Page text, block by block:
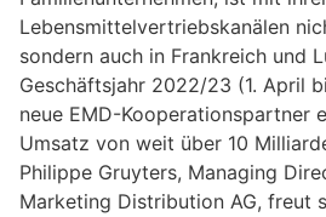
Lebensmittelvertriebskanälen
sondern auch in Frankreich und
Geschäftsjahr 2022/23 (1. April
neue EMD-Kooperationspartner
Umsatz von weit über 10
Philippe Gruyters, Managing
Marketing Distribution AG, freut